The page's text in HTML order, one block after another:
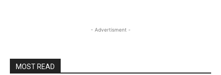
- Advertisment -
MOST READ